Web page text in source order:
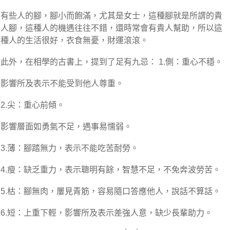
有些人的腳，腳小而飽滿，尤其是女士，這種腳就是所謂的貴
人腳，這種人的機遇往往不錯，還時常會有貴人幫助，所以這
種人的生活很好，衣食無憂，財運滾滾。
此外，在相學的古書上，提到了足有九忌： 1.側：重心不穩。
影響所及表示不能受到他人尊重。
2.尖：重心前傾。
影響層面如勇氣不足，遇事易懦弱。
3.薄：腳踏無力，表示不能吃苦耐勞。
4.瘦：缺乏重力，表示聰明有餘，智慧不足，不免奔波勞苦。
5.枯：腳無肉，屢見青筋，容易隨口答應他人，說話不算話。
6.短：上重下輕，影響所及表示差強人意，缺少長輩助力。